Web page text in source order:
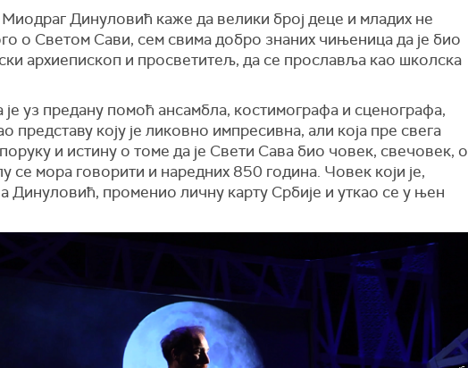
Динуловић каже да велики број деце и младих не
о Светом Сави, сем свима добро знаних чињеница да је био
архиепископ и просветитељ, да се прославља као школска
је уз предану помоћ ансамбла, костимографа и сценографа,
представу коју је ликовно импресивна, али која пре свега
и истину о томе да је Свети Сава био човек, свечовек, о
се мора говорити и наредних 850 година. Човек који је,
Динуловић, променио личну карту Србије и уткао се у њен